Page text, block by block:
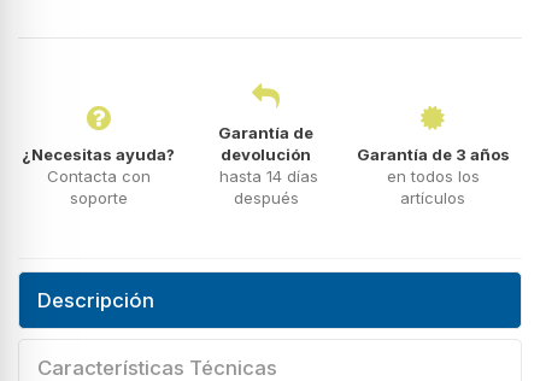
¿Necesitas ayuda?
Contacta con
soporte
Garantía de
devolución
hasta 14 días
después
Garantía de 3 años
en todos los
artículos
Descripción
Características Técnicas